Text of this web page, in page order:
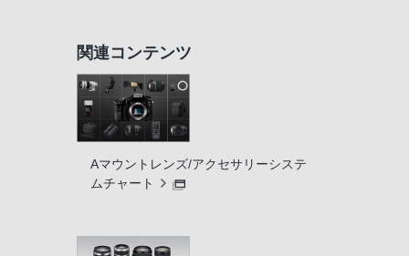
関連コンテンツ
Aマウントレンズ/アクセサリーシステ
ムチャート